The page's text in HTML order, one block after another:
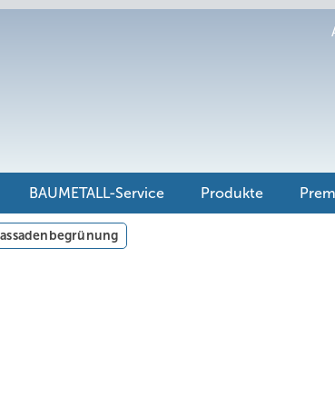
BAUMETALL-Service Produkte